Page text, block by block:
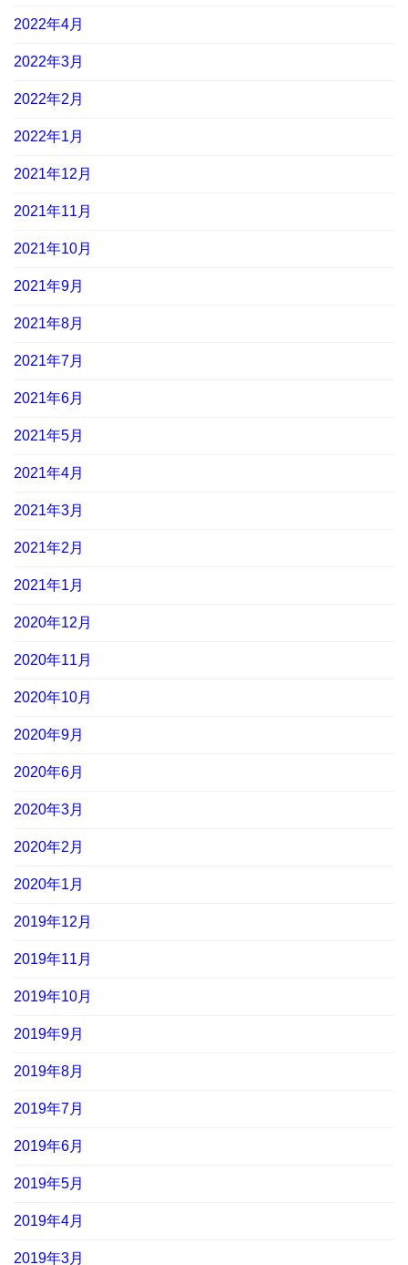
2022年4月
2022年3月
2022年2月
2022年1月
2021年12月
2021年11月
2021年10月
2021年9月
2021年8月
2021年7月
2021年6月
2021年5月
2021年4月
2021年3月
2021年2月
2021年1月
2020年12月
2020年11月
2020年10月
2020年9月
2020年6月
2020年3月
2020年2月
2020年1月
2019年12月
2019年11月
2019年10月
2019年9月
2019年8月
2019年7月
2019年6月
2019年5月
2019年4月
2019年3月